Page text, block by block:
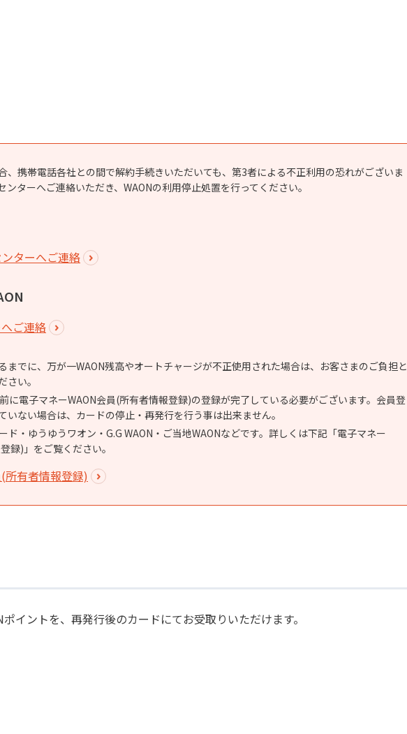
、携帯電話各社との間で解約手続きいただいても、第3者による不正利用の恐れがございま
ンターへご連絡いただき、WAONの利用停止処置を行ってください。
ターへご連絡
ご連絡
までに、万が一WAON残高やオートチャージが不正使用された場合は、お客さまのご負担と
さい。
に電子マネーWAON会員(所有者情報登録)の登録が完了している必要がございます。会員登
いない場合は、カードの停止・再発行を行う事は出来ません。
ド・ゆうゆうワオン・G.G WAON・ご当地WAONなどです。詳しくは下記「電子マネー
録)」をご覧ください。
所有者情報登録)
イントを、再発行後のカードにてお受取りいただけます。